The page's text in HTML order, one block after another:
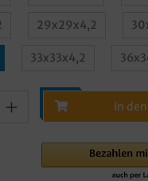
29x29x4,2
33x33x4,2
In